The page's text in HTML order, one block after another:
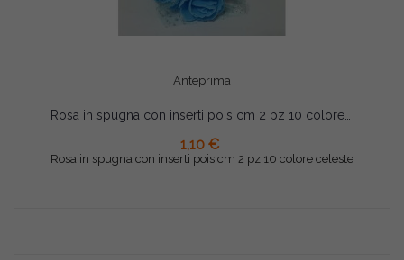
Anteprima
1,10 €
Rosa in spugna con inserti pois cm 2 pz 10 colore celeste
AGGIUNGI AL CARRELLO